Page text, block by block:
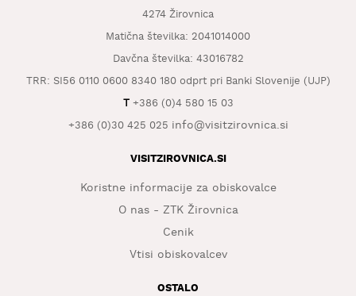
4274 Žirovnica
Matična številka: 2041014000
Davčna številka: 43016782
TRR: SI56 0110 0600 8340 180 odprt pri Banki Slovenije (UJP)
T+386 (0)4 580 15 03
+386 (0)30 425 025 info@visitzirovnica.si
VISITZIROVNICA.SI
Koristne informacije za obiskovalce
O nas - ZTK Žirovnica
Cenik
Vtisi obiskovalcev
OSTALO